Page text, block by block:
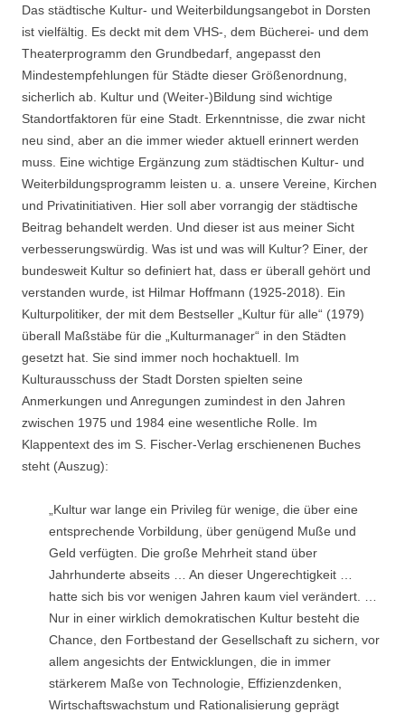
Das städtische Kultur- und Weiterbildungsangebot in Dorsten
ist vielfältig. Es deckt mit dem VHS-, dem Bücherei- und dem
Theaterprogramm den Grundbedarf, angepasst den
Mindestempfehlungen für Städte dieser Größenordnung,
sicherlich ab. Kultur und (Weiter-)Bildung sind wichtige
Standortfaktoren für eine Stadt. Erkenntnisse, die zwar nicht
neu sind, aber an die immer wieder aktuell erinnert werden
muss. Eine wichtige Ergänzung zum städtischen Kultur- und
Weiterbildungsprogramm leisten u. a. unsere Vereine, Kirchen
und Privatinitiativen. Hier soll aber vorrangig der städtische
Beitrag behandelt werden. Und dieser ist aus meiner Sicht
verbesserungswürdig. Was ist und was will Kultur? Einer, der
bundesweit Kultur so definiert hat, dass er überall gehört und
verstanden wurde, ist Hilmar Hoffmann (1925-2018). Ein
Kulturpolitiker, der mit dem Bestseller „Kultur für alle“ (1979)
überall Maßstäbe für die „Kulturmanager“ in den Städten
gesetzt hat. Sie sind immer noch hochaktuell. Im
Kulturausschuss der Stadt Dorsten spielten seine
Anmerkungen und Anregungen zumindest in den Jahren
zwischen 1975 und 1984 eine wesentliche Rolle. Im
Klappentext des im S. Fischer-Verlag erschienenen Buches
steht (Auszug):
„Kultur war lange ein Privileg für wenige, die über eine
entsprechende Vorbildung, über genügend Muße und
Geld verfügten. Die große Mehrheit stand über
Jahrhunderte abseits … An dieser Ungerechtigkeit …
hatte sich bis vor wenigen Jahren kaum viel verändert. …
Nur in einer wirklich demokratischen Kultur besteht die
Chance, den Fortbestand der Gesellschaft zu sichern, vor
allem angesichts der Entwicklungen, die in immer
stärkerem Maße von Technologie, Effizienzdenken,
Wirtschaftswachstum und Rationalisierung geprägt